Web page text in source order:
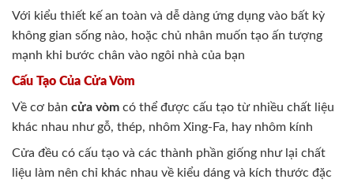
Với kiểu thiết kế an toàn và dễ dàng ứng dụng vào bất kỳ
không gian sống nào, hoặc chủ nhân muốn tạo ấn tượng
mạnh khi bước chân vào ngôi nhà của bạn
Cấu Tạo Của Cửa Vòm
Về cơ bản cửa vòm có thể được cấu tạo từ nhiều chất liệu
khác nhau như gỗ, thép, nhôm Xing-Fa, hay nhôm kính
Cửa đều có cấu tạo và các thành phần giống như lại chất
liệu làm nên chỉ khác nhau về kiểu dáng và kích thước đặc